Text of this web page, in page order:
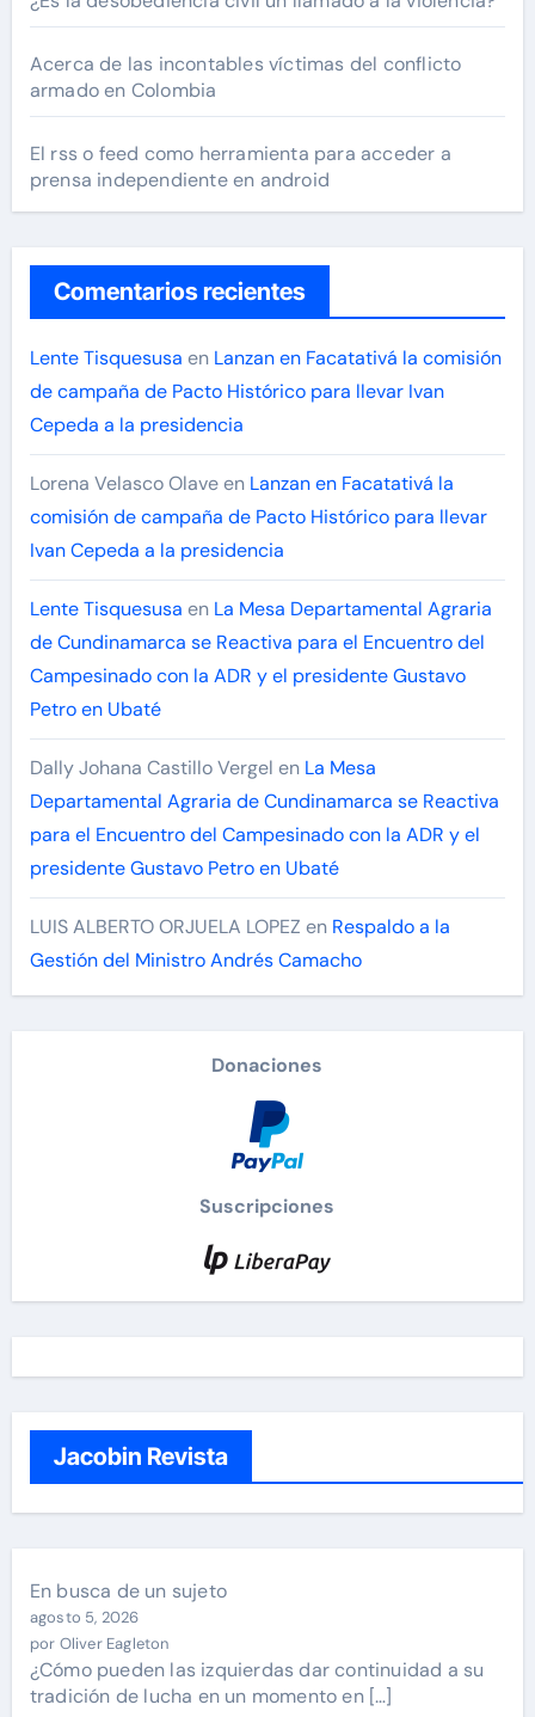
Acerca de las incontables víctimas del conflicto
armado en Colombia
El rss o feed como herramienta para acceder a
prensa independiente en android
Comentarios recientes
Lente Tisquesusa en Lanzan en Facatativá la comisión
de campaña de Pacto Histórico para llevar Ivan
Cepeda a la presidencia
Lorena Velasco Olaveen Lanzan en Facatativá la
comisión de campaña de Pacto Histórico para llevar
Ivan Cepeda a la presidencia
Lente Tisquesusa en La Mesa Departamental Agraria
de Cundinamarca se Reactiva para el Encuentro del
Campesinado con la ADR y el presidente Gustavo
Petro en Ubaté
Dally Johana Castillo Vergel en La Mesa
Departamental Agraria de Cundinamarca se Reactiva
para el Encuentro del Campesinado con la ADR y el
presidente Gustavo Petro en Ubaté
LUIS ALBERTO ORJUELA LOPEZ en Respaldo a la
Gestión del Ministro Andrés Camacho
Donaciones
Suscripciones
Jacobin Revista
En busca de un sujeto
agosto 5, 2026
por Oliver Eagleton
¿Cómo pueden las izquierdas dar continuidad a su
tradición de lucha en un momento en […]